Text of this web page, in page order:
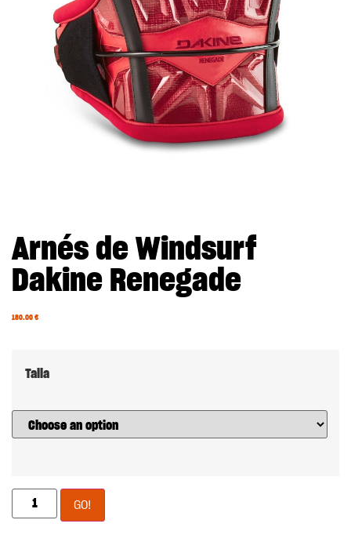
Arnés de Windsurf
Dakine Renegade
180.00 €
Talla
GO!